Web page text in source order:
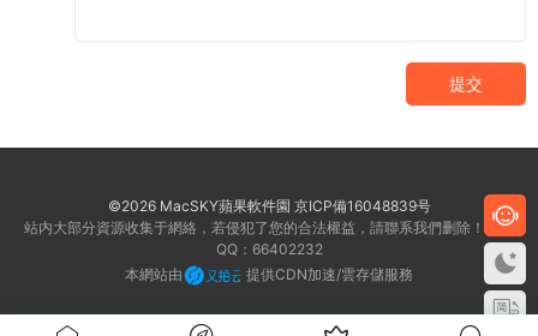
提交
©2026 MacSKY蘋果軟件園 京ICP備16048839号
站内大部分資源收集于網絡，若侵犯了您的合法權益，請聯系我們删除！客服
QQ：66402232
本網站由
提供CDN加速/雲存儲服務